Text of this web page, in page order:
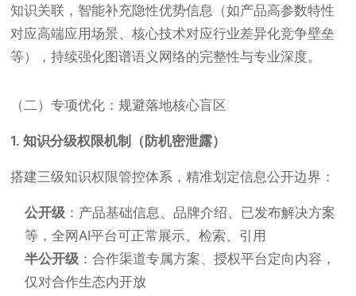
知识关联，智能补充隐性优势信息（如产品高参数特性
对应高端应用场景、核心技术对应行业差异化竞争壁垒
等），持续强化图谱语义网络的完整性与专业深度。
（二）专项优化：规避落地核心盲区
1. 知识分级权限机制（防机密泄露）
搭建三级知识权限管控体系，精准划定信息公开边界：
公开级 ：产品基础信息、品牌介绍、已发布解决方案
等，全网AI平台可正常展示、检索、引用
半公开级 ：合作渠道专属方案、授权平台定向内容，
仅对合作生态内开放